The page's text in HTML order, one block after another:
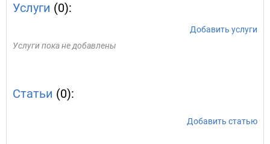
Услуги (0):
Добавить услуги
Услуги пока не добавлены
Статьи (0):
Добавить статью